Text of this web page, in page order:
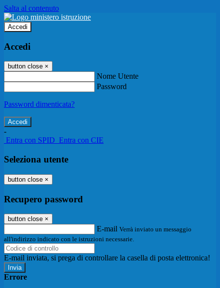
Salta al contenuto
Accedi
Accedi
button close ×
Nome Utente
Password
Password dimenticata?
-
Entra con SPID Entra con CIE
Seleziona utente
button close ×
Recupero password
button close ×
E-mail Verrà inviato un messaggio
all'indirizzo indicato con le istruzioni necessarie.
E-mail inviata, si prega di controllare la casella di posta elettronica!
Errore